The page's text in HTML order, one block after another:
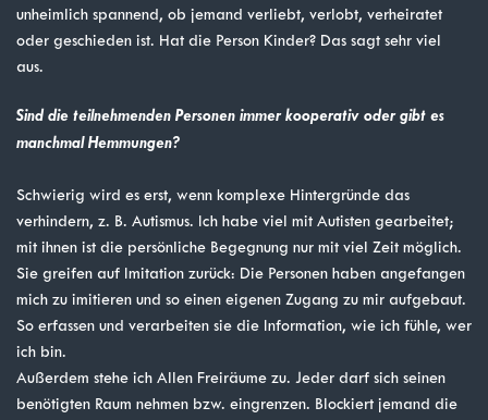
unheimlich spannend, ob jemand verliebt, verlobt, verheiratet
oder geschieden ist. Hat die Person Kinder? Das sagt sehr viel
aus.
Sind die teilnehmenden Personen immer kooperativ oder gibt es
manchmal Hemmungen?
Schwierig wird es erst, wenn komplexe Hintergründe das
verhindern, z. B. Autismus. Ich habe viel mit Autisten gearbeitet;
mit ihnen ist die persönliche Begegnung nur mit viel Zeit möglich.
Sie greifen auf Imitation zurück: Die Personen haben angefangen
mich zu imitieren und so einen eigenen Zugang zu mir aufgebaut.
So erfassen und verarbeiten sie die Information, wie ich fühle, wer
ich bin.
Außerdem stehe ich Allen Freiräume zu. Jeder darf sich seinen
benötigten Raum nehmen bzw. eingrenzen. Blockiert jemand die